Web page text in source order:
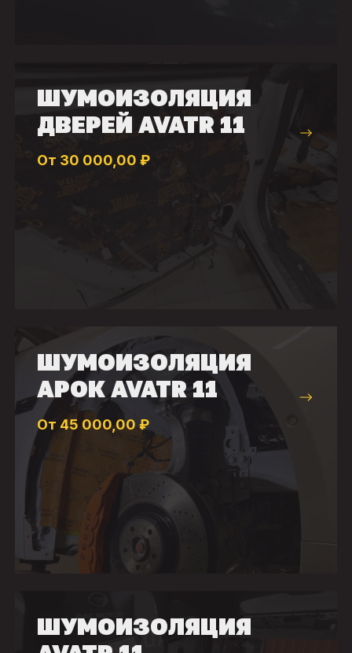
ШУМОИЗОЛЯЦИЯ
ДВЕРЕЙ AVATR 11
От 30 000,00 ₽
ШУМОИЗОЛЯЦИЯ
АРОК AVATR 11
От 45 000,00 ₽
ШУМОИЗОЛЯЦИЯ